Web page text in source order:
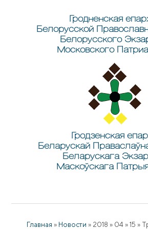
Гродненская
Белорусской
Белорусского
Московского
Гродзенская
Беларускай
Беларускага
Маскоўскага
Главная » Новости » 2018 » 04 » 15 »